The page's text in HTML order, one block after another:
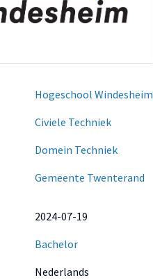
Hogeschool Windesheim
Civiele Techniek
Domein Techniek
Gemeente Twenterand
2024-07-19
Bachelor
Nederlands